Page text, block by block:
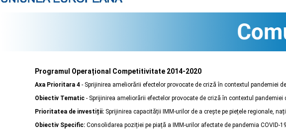
Programul Operațional Competitivitate 2014-2020
Axa Prioritara 4 - Sprijinirea ameliorării efectelor provocate de criză în contextul pandemiei
Obiectiv Tematic - Sprijinirea ameliorării efectelor provocate de criză în contextul
Prioritatea de investiții: Sprijinirea capacității IMM-urilor de a crește pe piețele regionale,
Obiectiv Specific: Consolidarea poziției pe piață a IMM-urilor afectate de pandemia COVID-